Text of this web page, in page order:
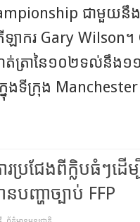
ជាមួយនឹ
ាករ Gary Wilson។
ត្រានៃ១០២ទល់នឹង១១
ងទីក្រុង
ជែង​ពីក្លិបធំៗ​ដើម្បី​
បញ្ហា​ច្បាប់ FFP